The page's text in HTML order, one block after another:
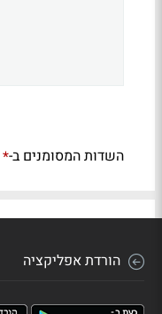
השדות המסומנים ב-*
הורדת אפליקציה